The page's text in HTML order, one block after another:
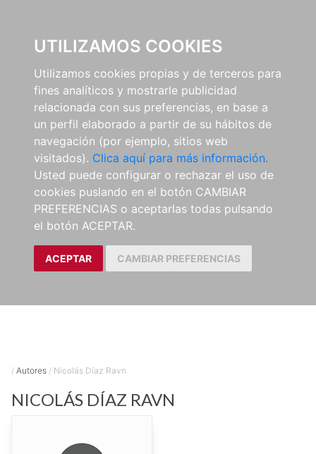
UTILIZAMOS COOKIES
Utilizamos cookies propias y de terceros para
fines analíticos y mostrarle publicidad
relacionada con sus preferencias, en base a
un perfil elaborado a partir de su hábitos de
navegación (por ejemplo, sitios web
visitados). Clica aquí para más información.
Usted puede configurar o rechazar el uso de
cookies puslando en el botón CAMBIAR
PREFERENCIAS o aceptarlas todas pulsando
el botón ACEPTAR.
ACEPTAR CAMBIAR PREFERENCIAS
/ Autores / Nicolás Díaz Ravn
NICOLÁS DÍAZ RAVN